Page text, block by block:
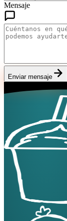
Mensaje
Enviar mensaje